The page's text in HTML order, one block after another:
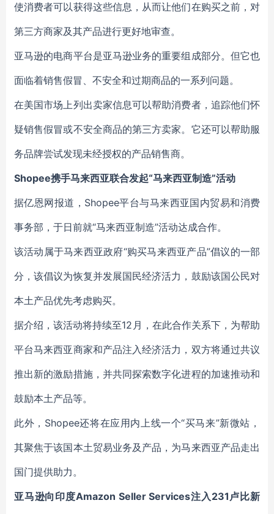
使消费者可以获得这些信息，从而让他们在购买之前，对
第三方商家及其产品进行更好地审查。
亚马逊的电商平台是亚马逊业务的重要组成部分。但它也
面临着销售假冒、不安全和过期商品的一系列问题。
在美国市场上列出卖家信息可以帮助消费者，追踪他们怀
疑销售假冒或不安全商品的第三方卖家。它还可以帮助服
务品牌尝试发现未经授权的产品销售商。
Shopee携手马来西亚联合发起“马来西亚制造”活动
据亿恩网报道，Shopee平台与马来西亚国内贸易和消费
事务部，于日前就“马来西亚制造”活动达成合作。
该活动属于马来西亚政府“购买马来西亚产品”倡议的一部
分，该倡议为恢复并发展国民经济活力，鼓励该国公民对
本土产品优先考虑购买。
据介绍，该活动将持续至12月，在此合作关系下，为帮助
平台马来西亚商家和产品注入经济活力，双方将通过共议
推出新的激励措施，并共同探索数字化进程的加速推动和
鼓励本土产品等。
此外，Shopee还将在应用内上线一个“买马来”新微站，
其聚焦于该国本土贸易业务及产品，为马来西亚产品走出
国门提供助力。
亚马逊向印度Amazon Seller Services注入231卢比新